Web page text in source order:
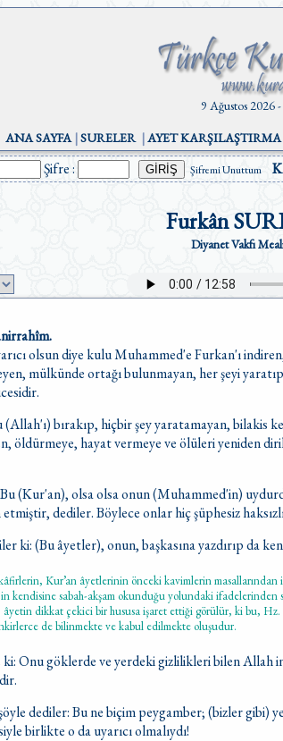
9 Ağustos 2026 -
ANA SAYFA|SURELER|AYET KARŞILAŞTIRMA
Şifre : Şifremi Unuttum
Furkân
Diyanet Vakfı
olsun diye kulu Muhammed'e Furkan'ı
mülkünde ortağı bulunmayan, her şeyi
bırakıp, hiçbir şey yaratamayan, bilakis
öldürmeye, hayat vermeye ve ölüleri yeniden
(Kur'an), olsa olsa onun (Muhammed'in)
etmiştir, dediler. Böylece onlar hiç şüphesiz
ki: (Bu âyetler), onun, başkasına yazdırıp da
Kur’an âyetlerinin önceki kavimlerin masallarından
kendisine sabah-akşam okunduğu yolundaki
âyetin dikkat çekici bir hususa işaret ettiği görülür, ki bu,
de bilinmekte ve kabul edilmekte oluşudur.
Onu göklerde ve yerdeki gizlilikleri bilen Allah
dediler: Bu ne biçim peygamber; (bizler gibi)
birlikte o da uyarıcı olmalıydı!